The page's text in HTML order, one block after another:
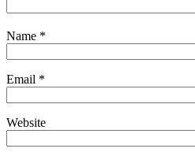
Name *
Email *
Website